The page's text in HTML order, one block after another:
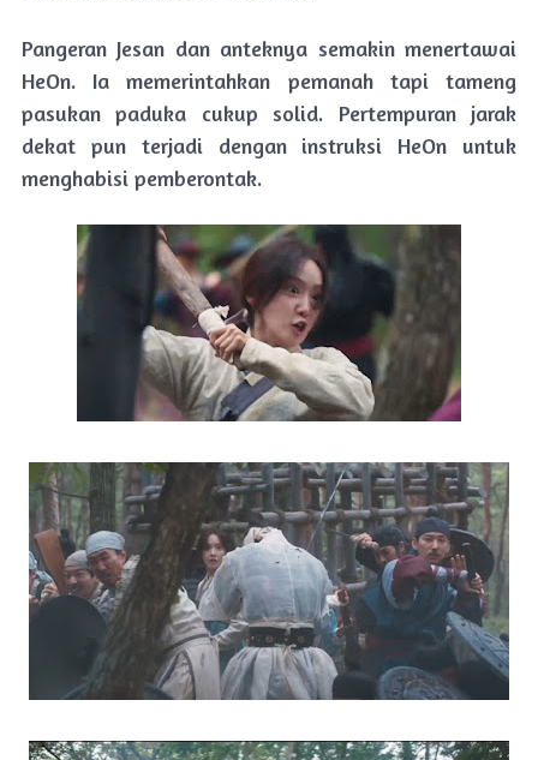
Pangeran Jesan dan anteknya semakin menertawai
HeOn. Ia memerintahkan pemanah tapi tameng
pasukan paduka cukup solid. Pertempuran jarak
dekat pun terjadi dengan instruksi HeOn untuk
menghabisi pemberontak.